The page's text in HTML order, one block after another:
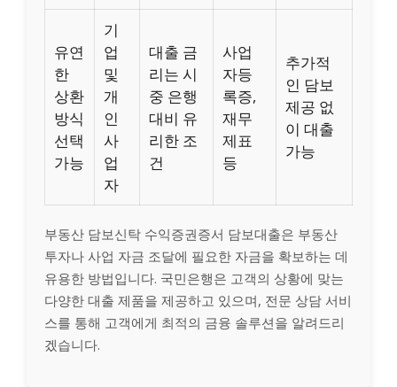
유연
한
상환
방식
선택
가능
기
업
및
개
인
사
업
자
대출 금
리는 시
중 은행
대비 유
리한 조
건
사업
자등
록증,
재무
제표
등
추가적
인 담보
제공 없
이 대출
가능
부동산 담보신탁 수익증권증서 담보대출은 부동산
투자나 사업 자금 조달에 필요한 자금을 확보하는 데
유용한 방법입니다. 국민은행은 고객의 상황에 맞는
다양한 대출 제품을 제공하고 있으며, 전문 상담 서비
스를 통해 고객에게 최적의 금융 솔루션을 알려드리
겠습니다.